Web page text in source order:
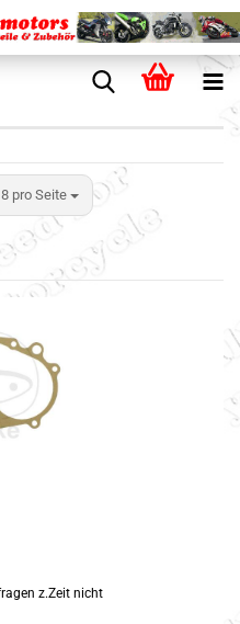
8 pro Seite
z.Zeit nicht